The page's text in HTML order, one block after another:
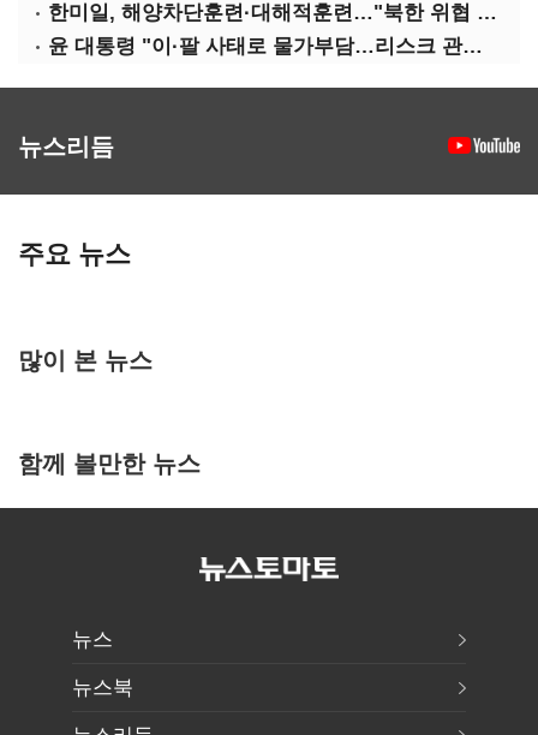
한미일, 해양차단훈련·대해적훈련…"북한 위협 억제"
윤 대통령 "이·팔 사태로 물가부담…리스크 관리 만전 기해야"
뉴스리듬
주요 뉴스
많이 본 뉴스
함께 볼만한 뉴스
뉴스
뉴스북